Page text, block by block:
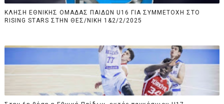
ΚΛΗΣΗ ΕΘΝΙΚΗΣ ΟΜΑΔΑΣ ΠΑΙΔΩΝ U16 ΓΙΑ ΣΥΜΜΕΤΟΧΗ ΣΤΟ
RISING STARS ΣΤΗΝ ΘΕΣ/ΝΙΚΗ 1&2/2/2025